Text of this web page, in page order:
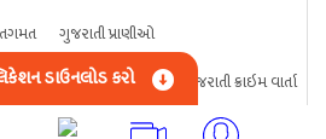
ગુજરાતી પ્રાણીઓ
વિજ્ઞાન ગુજરાતી કંઈપણ ગુજરાતી ક્રાઇમ વાર્તા
ડાઉનલોડ કરો